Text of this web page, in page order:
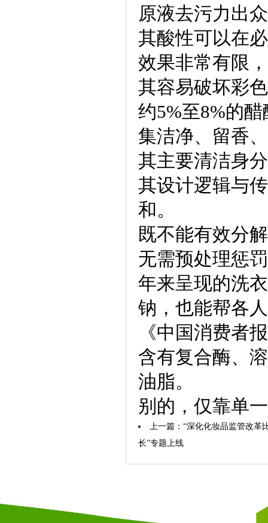
原液去污力出
其酸性可以在
效果非常有限
其容易破坏彩
约5%至8%的
集洁净、留香
其主要清洁身
其设计逻辑与
和。
既不能有效分
无需预处理惩
年来呈现的洗
钠，也能帮各
《中国消费者
含有复合酶、
油脂。
别的，仅靠单
上一篇： “深化化妆品监管改革
长”专题上线